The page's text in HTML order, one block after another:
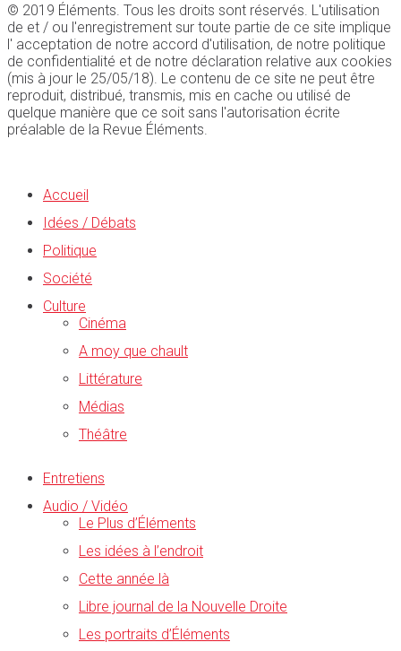
© 2019 Éléments. Tous les droits sont réservés. L'utilisation
de et / ou l'enregistrement sur toute partie de ce site implique
l' acceptation de notre accord d'utilisation, de notre politique
de confidentialité et de notre déclaration relative aux cookies
(mis à jour le 25/05/18). Le contenu de ce site ne peut être
reproduit, distribué, transmis, mis en cache ou utilisé de
quelque manière que ce soit sans l'autorisation écrite
préalable de la Revue Éléments.
Accueil
Idées / Débats
Politique
Société
Culture
Cinéma
A moy que chault
Littérature
Médias
Théâtre
Entretiens
Audio / Vidéo
Le Plus d’Éléments
Les idées à l’endroit
Cette année là
Libre journal de la Nouvelle Droite
Les portraits d’Éléments